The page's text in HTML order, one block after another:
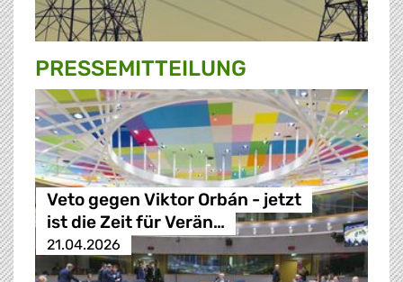
PRESSE­MITTEILUNG
Veto gegen Viktor Orbán - jetzt
ist die Zeit für Verän…
21.04.2026